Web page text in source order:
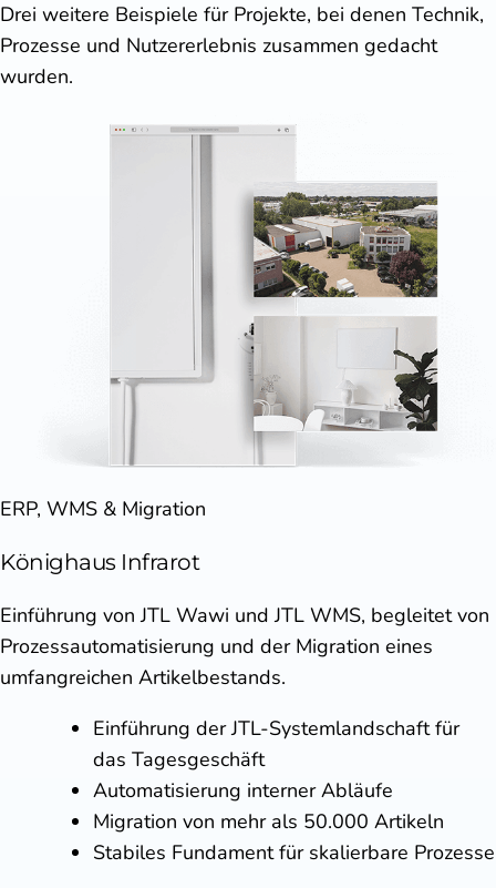
Drei weitere Beispiele für Projekte, bei denen Technik,
Prozesse und Nutzererlebnis zusammen gedacht
wurden.
ERP, WMS & Migration
Könighaus Infrarot
Einführung von JTL Wawi und JTL WMS, begleitet von
Prozessautomatisierung und der Migration eines
umfangreichen Artikelbestands.
Einführung der JTL-Systemlandschaft für
das Tagesgeschäft
Automatisierung interner Abläufe
Migration von mehr als 50.000 Artikeln
Stabiles Fundament für skalierbare Prozesse